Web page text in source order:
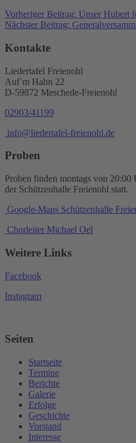
Vorheriger Beitrag: Unser Hubert
Nächster Beitrag:
Kontakte
Liedertafel Freienohl
Auf´m Hahn 22
D-59872 Meschede-Freienohl
02903/41199
info@liedertafel-freienohl.de
Proben
Proben finden montags von
der Schützenhalle Freienohl statt.
Google-Maps Schützenhalle
Chorleiter Michael Oel
Weitere Links
Facebook
Instagram
Seiten
Startseite
Termine
Berichte
Galerie
Erfolge
Geschichte
Vorstand
Interesse